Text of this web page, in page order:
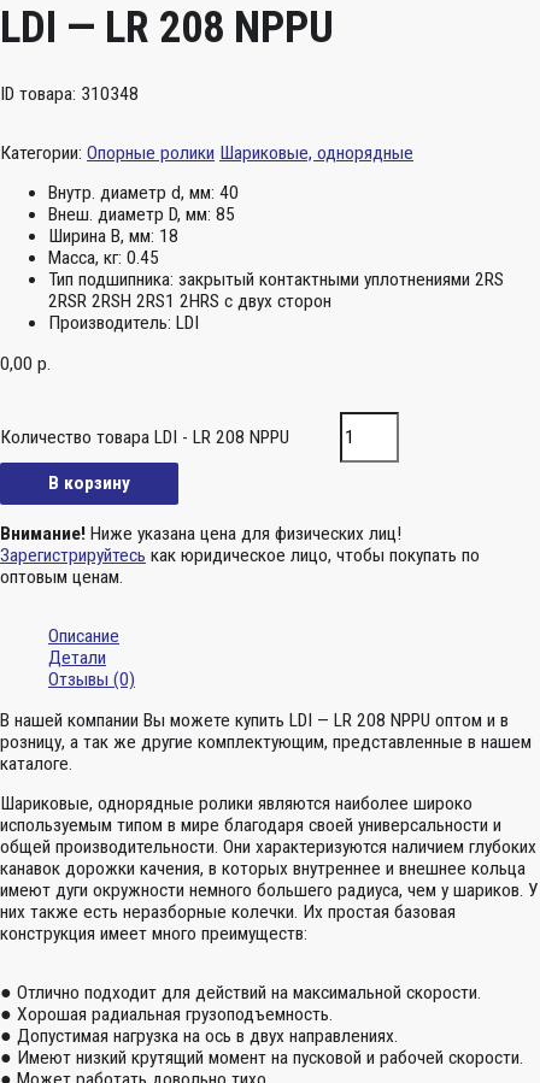
LDI — LR 208 NPPU
ID товара: 310348
Категории: Опорные ролики Шариковые, однорядные
Внутр. диаметр d, мм: 40
Внеш. диаметр D, мм: 85
Ширина B, мм: 18
Масса, кг: 0.45
Тип подшипника: закрытый контактными уплотнениями 2RS
2RSR 2RSH 2RS1 2HRS с двух сторон
Производитель: LDI
0,00 р.
Количество товара LDI - LR 208 NPPU
В корзину
Внимание! Ниже указана цена для физических лиц!
Зарегистрируйтесь как юридическое лицо, чтобы покупать по
оптовым ценам.
Описание
Детали
Отзывы (0)
В нашей компании Вы можете купить LDI — LR 208 NPPU оптом и в
розницу, а так же другие комплектующим, представленные в нашем
каталоге.
Шариковые, однорядные ролики являются наиболее широко
используемым типом в мире благодаря своей универсальности и
общей производительности. Они характеризуются наличием глубоких
канавок дорожки качения, в которых внутреннее и внешнее кольца
имеют дуги окружности немного большего радиуса, чем у шариков. У
них также есть неразборные колечки. Их простая базовая
конструкция имеет много преимуществ:
● Отлично подходит для действий на максимальной скорости.
● Хорошая радиальная грузоподъемность.
● Допустимая нагрузка на ось в двух направлениях.
● Имеют низкий крутящий момент на пусковой и рабочей скорости.